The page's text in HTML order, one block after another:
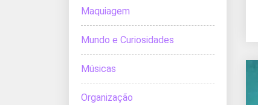
Maquiagem
Mundo e Curiosidades
Músicas
Organização